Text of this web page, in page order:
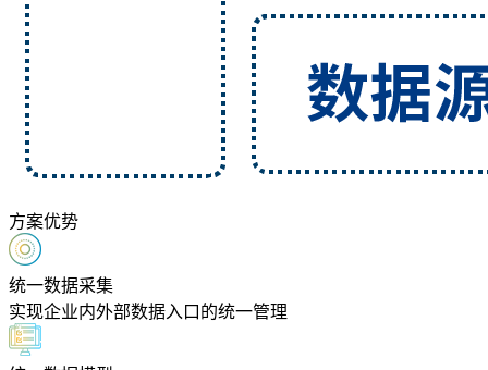
方案优势
统一数据采集
实现企业内外部数据入口的统一管理